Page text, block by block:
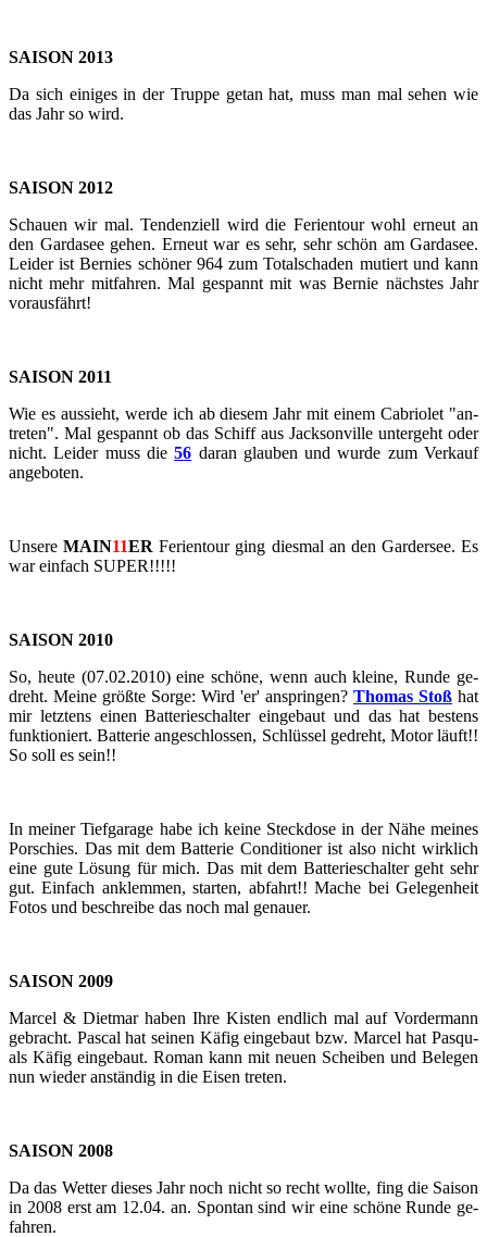
SAI­SON 2013
Da sich ei­ni­ges in der Trup­pe getan hat, muss man mal sehen wie
das Jahr so wird.
SAI­SON 2012
Schau­en wir mal. Ten­den­zi­ell wird die Fe­ri­en­tour wohl er­neut an
den Gar­da­see gehen. Er­neut war es sehr, sehr schön am Gar­da­see.
Lei­der ist Ber­nies schö­ner 964 zum To­tal­scha­den mu­tiert und kann
nicht mehr mit­fah­ren. Mal ge­spannt mit was Ber­nie nächs­tes Jahr
vor­aus­fährt!
SAI­SON 2011
Wie es aus­sieht, werde ich ab die­sem Jahr mit einem Ca­brio­let "an­
tre­ten". Mal ge­spannt ob das Schiff aus Jack­son­ville un­ter­geht oder
nicht. Lei­der muss die56 daran glau­ben und wurde zum Ver­kauf
an­ge­bo­ten.
Un­se­reMAIN11ER Fe­ri­en­tour ging dies­mal an den Gar­der­see. Es
war ein­fach SUPER!!!!!
SAI­SON 2010
So, heute (07.02.2010) eine schö­ne, wenn auch klei­ne, Runde ge­
dreht. Meine größ­te Sorge: Wird 'er' an­sprin­gen? Tho­mas Stoß hat
mir letz­tens einen Bat­te­rie­schal­ter ein­ge­baut und das hat bes­tens
funk­tio­niert. Bat­te­rie an­ge­schlos­sen, Schlüs­sel ge­dreht, Motor läuft!!
So soll es sein!!
In mei­ner Tief­ga­ra­ge habe ich keine Steck­do­se in der Nähe mei­nes
Por­schies. Das mit dem Bat­te­rie Con­di­tio­ner ist also nicht wirk­lich
eine gute Lö­sung für mich. Das mit dem Bat­te­rie­schal­ter geht sehr
gut. Ein­fach an­klem­men, star­ten, ab­fahrt!! Mache bei Ge­le­gen­heit
Fotos und be­schrei­be das noch mal ge­nau­er.
SAI­SON 2009
Mar­cel & Diet­mar haben Ihre Kis­ten end­lich mal auf Vor­der­mann
ge­bracht. Pas­cal hat sei­nen Käfig ein­ge­baut bzw. Mar­cel hat Pas­qu­
als Käfig ein­ge­baut. Roman kann mit neuen Schei­ben und Be­le­gen
nun wie­der an­stän­dig in die Eisen tre­ten.
SAI­SON 2008
Da das Wet­ter die­ses Jahr noch nicht so recht woll­te, fing die Sai­son
in 2008 erst am 12.04. an. Spon­tan sind wir eine schö­ne Runde ge­
fah­ren.